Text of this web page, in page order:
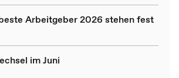
Arbeitgeber 2026 stehen fest
im Juni